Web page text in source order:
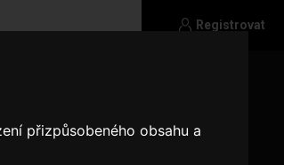
přizpůsobeného obsahu a
Registrovat